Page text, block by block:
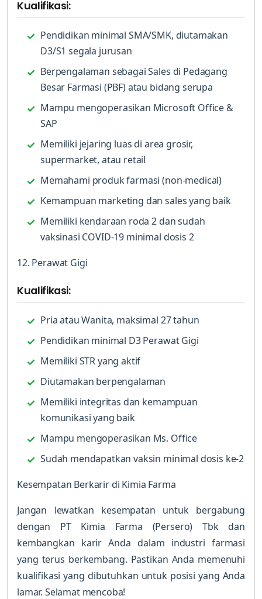
Kualifikasi:
Pendidikan minimal SMA/SMK, diutamakan
D3/S1 segala jurusan
Berpengalaman sebagai Sales di Pedagang
Besar Farmasi (PBF) atau bidang serupa
Mampu mengoperasikan Microsoft Office &
SAP
Memiliki jejaring luas di area grosir,
supermarket, atau retail
Memahami produk farmasi (non-medical)
Kemampuan marketing dan sales yang baik
Memiliki kendaraan roda 2 dan sudah
vaksinasi COVID-19 minimal dosis 2
12. Perawat Gigi
Kualifikasi:
Pria atau Wanita, maksimal 27 tahun
Pendidikan minimal D3 Perawat Gigi
Memiliki STR yang aktif
Diutamakan berpengalaman
Memiliki integritas dan kemampuan
komunikasi yang baik
Mampu mengoperasikan Ms. Office
Sudah mendapatkan vaksin minimal dosis ke-2
Kesempatan Berkarir di Kimia Farma
Jangan lewatkan kesempatan untuk bergabung
dengan PT Kimia Farma (Persero) Tbk dan
kembangkan karir Anda dalam industri farmasi
yang terus berkembang. Pastikan Anda memenuhi
kualifikasi yang dibutuhkan untuk posisi yang Anda
lamar. Selamat mencoba!